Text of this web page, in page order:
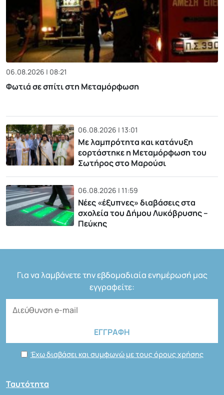
06.08.2026 | 08:21
Φωτιά σε σπίτι στη Μεταμόρφωση
06.08.2026 | 13:01
Με λαμπρότητα και κατάνυξη
εορτάστηκε η Μεταμόρφωση του
Σωτήρος στο Μαρούσι
06.08.2026 | 11:59
Νέες «έξυπνες» διαβάσεις στα
σχολεία του Δήμου Λυκόβρυσης –
Πεύκης
Για να λαμβάνετε την εβδομαδιαία ενημέρωσή μας
εγγραφείτε:
Έχω διαβάσει και συμφωνώ με τους όρους χρήσης
Ταυτότητα